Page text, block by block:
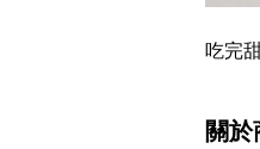
吃完
關